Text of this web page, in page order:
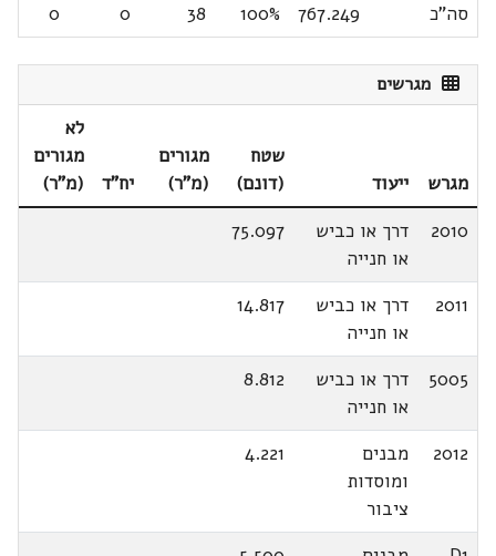
סה"כ
767.249
100%
38
0
0
מגרשים
מגרש ייעוד
שטח
(דונם)
מגורים
(מ"ר)
יח"ד
לא
מגורים
(מ"ר)
2010
דרך או כביש
או חנייה
75.097
2011
דרך או כביש
או חנייה
14.817
5005
דרך או כביש
או חנייה
8.812
2012
מבנים
ומוסדות
ציבור
4.221